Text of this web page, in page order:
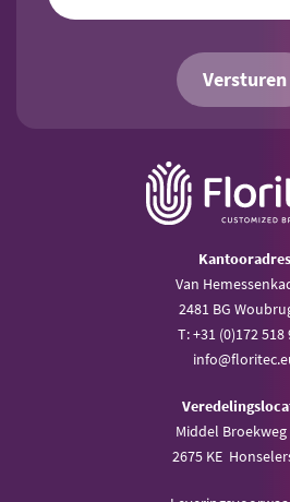
Versturen
Kantooradres
Van
2481 BG
T: +31 (0)172 518
Middel Broekweg
2675 KE